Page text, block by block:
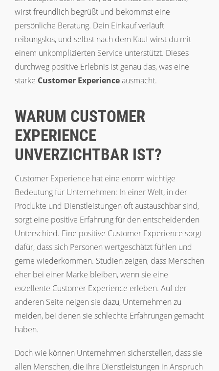
wirst freundlich begrüßt und bekommst eine
persönliche Beratung. Dein Einkauf verläuft
reibungslos, und selbst nach dem Kauf wirst du mit
einem unkomplizierten Service unterstützt. Dieses
durchweg positive Erlebnis ist genau das, was eine
starke Customer Experienceausmacht.
WARUM CUSTOMER
EXPERIENCE
UNVERZICHTBAR IST?
Customer Experience hat eine enorm wichtige
Bedeutung für Unternehmen: In einer Welt, in der
Produkte und Dienstleistungen oft austauschbar sind,
sorgt eine positive Erfahrung für den entscheidenden
Unterschied. Eine positive Customer Experience sorgt
dafür, dass sich Personen wertgeschätzt fühlen und
gerne wiederkommen. Studien zeigen, dass Menschen
eher bei einer Marke bleiben, wenn sie eine
exzellente Customer Experience erleben. Auf der
anderen Seite neigen sie dazu, Unternehmen zu
meiden, bei denen sie schlechte Erfahrungen gemacht
haben.
Doch wie können Unternehmen sicherstellen, dass sie
allen Menschen, die ihre Dienstleistungen in Anspruch